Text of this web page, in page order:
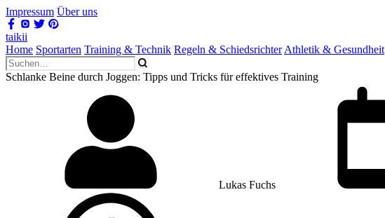
Impressum Über uns
taikii
Home Sportarten Training & Technik Regeln & Schiedsrichter Athletik & Gesundheit
Schlanke Beine durch Joggen: Tipps und Tricks für effektives Training
Lukas Fuchs